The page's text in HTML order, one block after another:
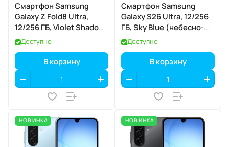
Смартфон Samsung
Galaxy Z Fold8 Ultra,
12/256 ГБ, Violet Shadow
(фиолетовая тень)
Доступно
В корзину
Смартфон Samsung
Galaxy S26 Ultra, 12/256
ГБ, Sky Blue (небесно-
голубой)
Доступно
В корзину
НОВИНКА НОВИНКА